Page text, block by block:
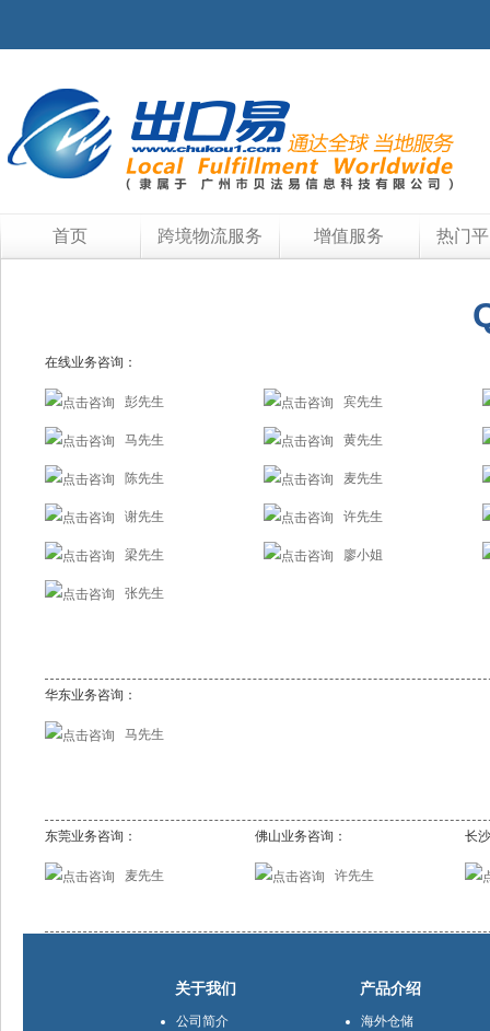
首页 跨境物流服务 增值服务 热门
在线业务咨询：
彭先生 宾先生
马先生 黄先生
陈先生 麦先生
谢先生 许先生
梁先生 廖小姐
张先生
华东业务咨询：
马先生
东莞业务咨询：
麦先生
佛山业务咨询：
许先生
长
关于我们
公司简介
产品介绍
海外仓储